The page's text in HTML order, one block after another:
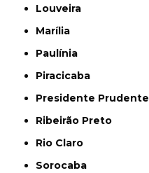
Louveira
Marília
Paulínia
Piracicaba
Presidente Prudente
Ribeirão Preto
Rio Claro
Sorocaba